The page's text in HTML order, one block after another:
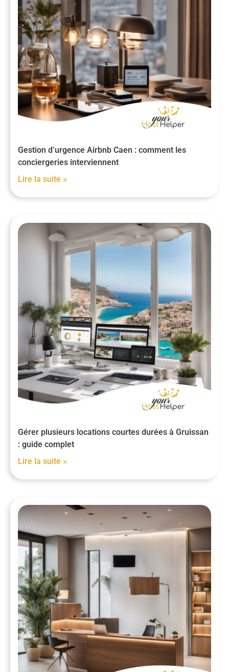
Gestion d’urgence Airbnb Caen : comment les
conciergeries interviennent
Lire la suite »
Gérer plusieurs locations courtes durées à Gruissan
: guide complet
Lire la suite »